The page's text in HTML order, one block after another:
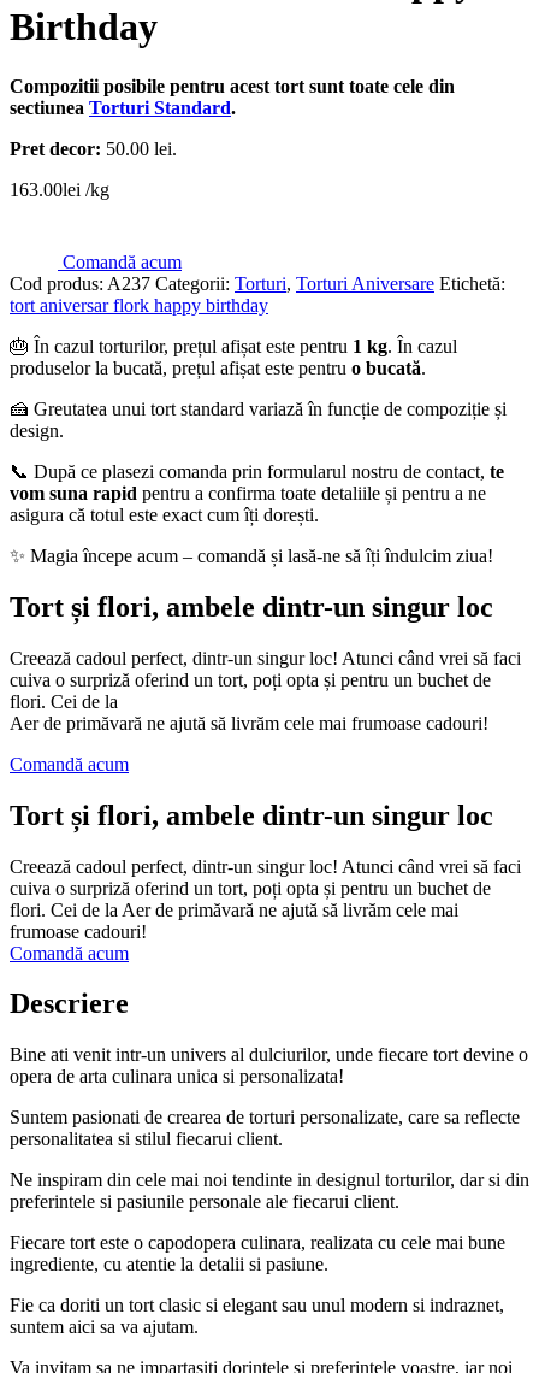
Birthday
Compozitii posibile pentru acest tort sunt toate cele din
sectiunea Torturi Standard.
Pret decor: 50.00 lei.
163.00lei /kg
Comandă acum
Cod produs: A237 Categorii: Torturi, Torturi Aniversare Etichetă:
tort aniversar flork happy birthday
🎂 În cazul torturilor, prețul afișat este pentru 1 kg. În cazul
produselor la bucată, prețul afișat este pentru o bucată.
🍰 Greutatea unui tort standard variază în funcție de compoziție și
design.
📞 După ce plasezi comanda prin formularul nostru de contact, te
vom suna rapid pentru a confirma toate detaliile și pentru a ne
asigura că totul este exact cum îți dorești.
✨ Magia începe acum – comandă și lasă-ne să îți îndulcim ziua!
Tort și flori, ambele dintr-un singur loc
Creează cadoul perfect, dintr-un singur loc! Atunci când vrei să faci
cuiva o surpriză oferind un tort, poți opta și pentru un buchet de
flori. Cei de la
Aer de primăvară ne ajută să livrăm cele mai frumoase cadouri!
Comandă acum
Tort și flori, ambele dintr-un singur loc
Creează cadoul perfect, dintr-un singur loc! Atunci când vrei să faci
cuiva o surpriză oferind un tort, poți opta și pentru un buchet de
flori. Cei de la Aer de primăvară ne ajută să livrăm cele mai
frumoase cadouri!
Comandă acum
Descriere
Bine ati venit intr-un univers al dulciurilor, unde fiecare tort devine o
opera de arta culinara unica si personalizata!
Suntem pasionati de crearea de torturi personalizate, care sa reflecte
personalitatea si stilul fiecarui client.
Ne inspiram din cele mai noi tendinte in designul torturilor, dar si din
preferintele si pasiunile personale ale fiecarui client.
Fiecare tort este o capodopera culinara, realizata cu cele mai bune
ingrediente, cu atentie la detalii si pasiune.
Fie ca doriti un tort clasic si elegant sau unul modern si indraznet,
suntem aici sa va ajutam.
Va invitam sa ne impartasiti dorintele si preferintele voastre, iar noi